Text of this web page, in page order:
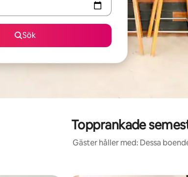
Sök
Topprankade
Gäster håller med: Dessa